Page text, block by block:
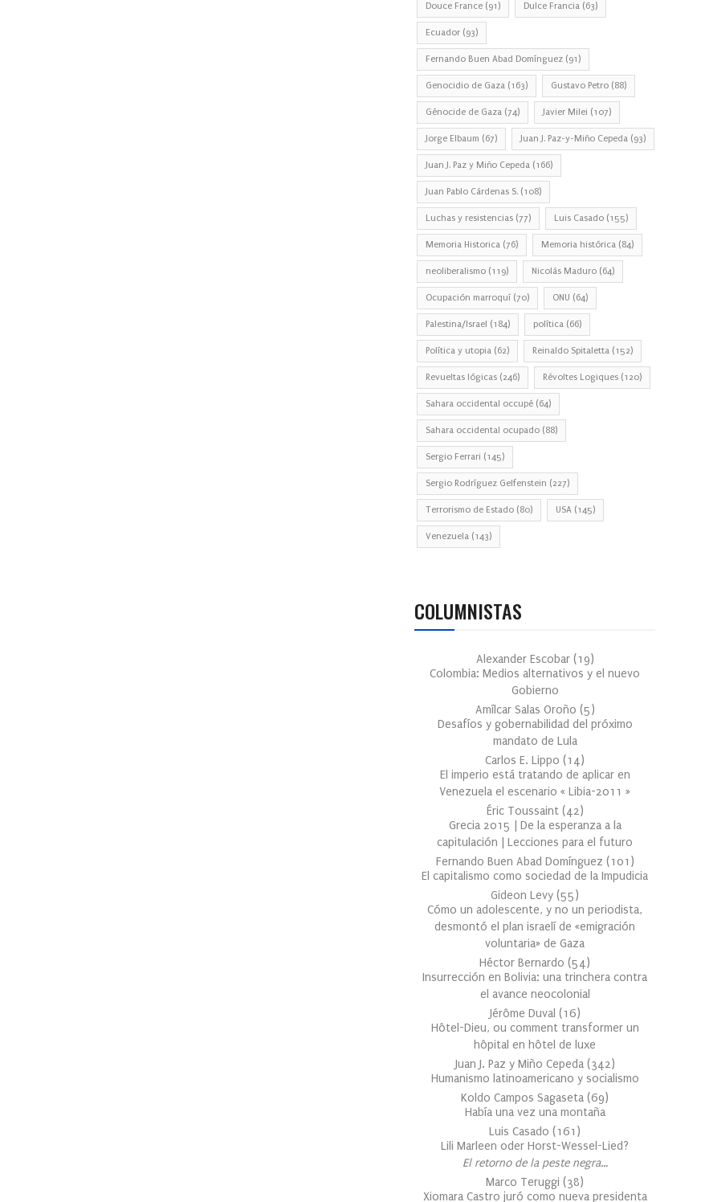
Douce France (91) Dulce Francia (63)
Ecuador (93)
Fernando Buen Abad Domínguez (91)
Genocidio de Gaza (163) Gustavo Petro (88)
Génocide de Gaza (74) Javier Milei (107)
Jorge Elbaum (67) Juan J. Paz-y-Miño Cepeda (93)
Juan J. Paz y Miño Cepeda (166)
Juan Pablo Cárdenas S. (108)
Luchas y resistencias (77) Luis Casado (155)
Memoria Historica (76) Memoria histórica (84)
neoliberalismo (119) Nicolás Maduro (64)
Ocupación marroquí (70) ONU (64)
Palestina/Israel (184) política (66)
Política y utopia (62) Reinaldo Spitaletta (152)
Revueltas lógicas (246) Révoltes Logiques (120)
Sahara occidental occupé (64)
Sahara occidental ocupado (88)
Sergio Ferrari (145)
Sergio Rodríguez Gelfenstein (227)
Terrorismo de Estado (80) USA (145)
Venezuela (143)
COLUMNISTAS
Alexander Escobar (19)
Colombia: Medios alternativos y el nuevo
Gobierno
Amílcar Salas Oroño (5)
Desafíos y gobernabilidad del próximo
mandato de Lula
Carlos E. Lippo (14)
El imperio está tratando de aplicar en
Venezuela el escenario « Libia-2011 »
Éric Toussaint (42)
Grecia 2015 | De la esperanza a la
capitulación | Lecciones para el futuro
Fernando Buen Abad Domínguez (101 )
El capitalismo como sociedad de la Impudicia
Gideon Levy (55)
Cómo un adolescente, y no un periodista,
desmontó el plan israelí de «emigración
voluntaria» de Gaza
Héctor Bernardo (54)
Insurrección en Bolivia: una trinchera contra
el avance neocolonial
Jérôme Duval (16)
Hôtel-Dieu, ou comment transformer un
hôpital en hôtel de luxe
Juan J. Paz y Miño Cepeda (342)
Humanismo latinoamericano y socialismo
Koldo Campos Sagaseta (69)
Había una vez una montaña
Luis Casado (161 )
Lili Marleen oder Horst-Wessel-Lied?
El retorno de la peste negra…
Marco Teruggi (38)
Xiomara Castro juró como nueva presidenta